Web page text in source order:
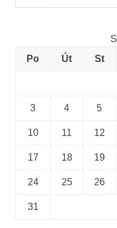
Po
Út St
3 4 5
10 11 12
17 18 19
24 25 26
31